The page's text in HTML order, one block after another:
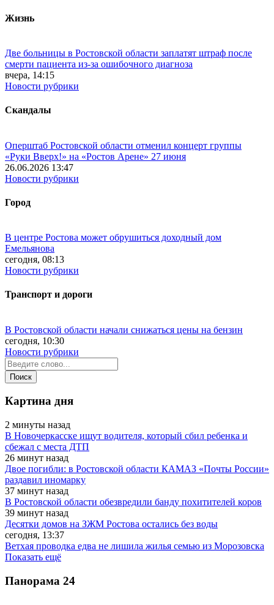
Жизнь
Две больницы в Ростовской области заплатят штраф после
смерти пациента из-за ошибочного диагноза
вчера, 14:15
Новости рубрики
Скандалы
Оперштаб Ростовской области отменил концерт группы
«Руки Вверх!» на «Ростов Арене» 27 июня
26.06.2026 13:47
Новости рубрики
Город
В центре Ростова может обрушиться доходный дом
Емельянова
сегодня, 08:13
Новости рубрики
Транспорт и дороги
В Ростовской области начали снижаться цены на бензин
сегодня, 10:30
Новости рубрики
Картина дня
2 минуты назад
В Новочеркасске ищут водителя, который сбил ребенка и
сбежал с места ДТП
26 минут назад
Двое погибли: в Ростовской области КАМАЗ «Почты России»
раздавил иномарку
37 минут назад
В Ростовской области обезвредили банду похитителей коров
39 минут назад
Десятки домов на ЗЖМ Ростова остались без воды
сегодня, 13:37
Ветхая проводка едва не лишила жилья семью из Морозовска
Показать ещё
Панорама 24